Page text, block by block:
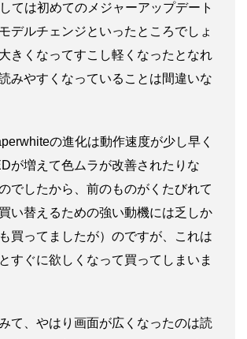
ては初めてのメジャーアップデート
デルチェンジといったところでしょ
きくなってすこし軽くなったとなれ
みやすくなっていることは間違いな
の進化は動作速度が少し早く
が増えて色ムラが改善されたりな
でしたから、前のものがくたびれて
い替えるための強い動機には乏しか
買ってましたが）のですが、これは
すぐに欲しくなって買ってしまいま
て、やはり画面が広くなったのは読